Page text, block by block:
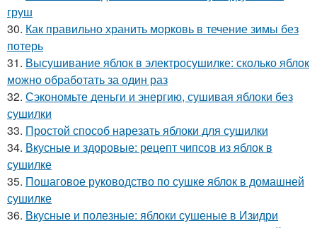
груш
30. Как правильно хранить морковь в течение зимы без
потерь
31. Высушивание яблок в электросушилке: сколько яблок
можно обработать за один раз
32. Сэкономьте деньги и энергию, сушивая яблоки без
сушилки
33. Простой способ нарезать яблоки для сушилки
34. Вкусные и здоровые: рецепт чипсов из яблок в
сушилке
35. Пошаговое руководство по сушке яблок в домашней
сушилке
36. Вкусные и полезные: яблоки сушеные в Изидри